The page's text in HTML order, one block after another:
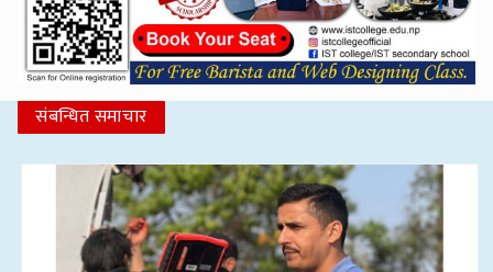
संबन्धित समाचार